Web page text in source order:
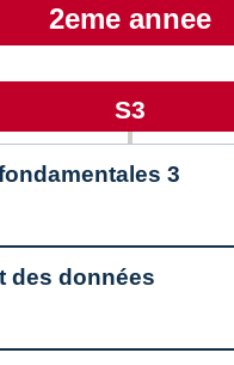
2eme annee
S3
3
des données